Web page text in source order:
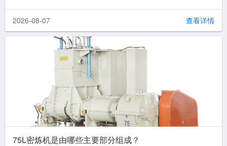
2026-08-07 查看详情
75L密炼机是由哪些主要部分组成？